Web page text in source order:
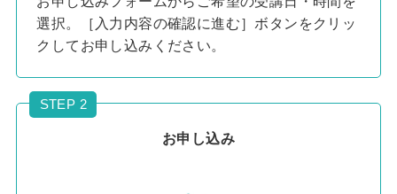
選択。［入力内容の確認に進む］ボタンをクリッ
クしてお申し込みください。
STEP 2
お申し込み